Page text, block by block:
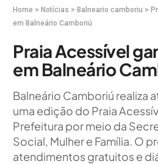
Home > Notícias > Balneario camboriu >
em Balneário Camboriú
Praia Acessível
em Balneário
Balneário Camboriú realiza
uma edição do Praia
Prefeitura por meio da
Social, Mulher e Família. O
atendimentos gratuitos e